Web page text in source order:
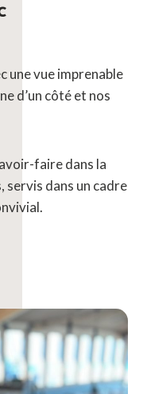
une vue imprenable
d’un côté et nos
faire dans la
dans un cadre